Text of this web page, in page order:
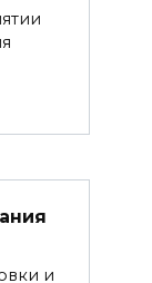
и